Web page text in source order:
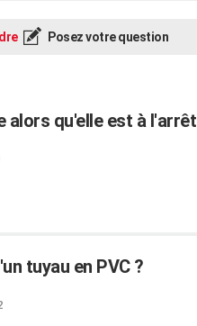
Posez votre question
alors qu'elle est à l'arrêt
tuyau en PVC ?